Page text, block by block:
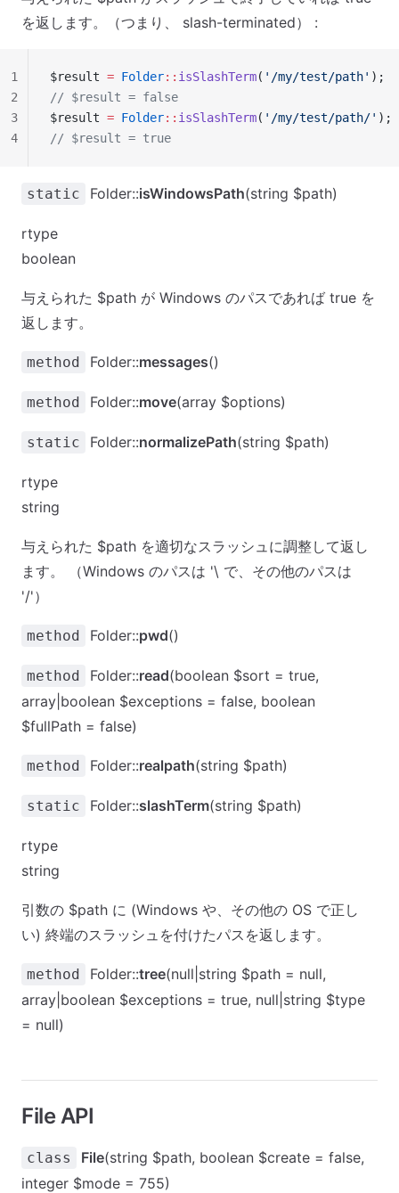
を返します。（つまり、 slash-terminated） :
$result = Folder:: isSlashTerm( '/my/test/path' );
// $result = false
$result = Folder:: isSlashTerm( '/my/test/path/' );
// $result = true
1
2
3
4
static Folder::isWindowsPath(string $path)
rtype
boolean
与えられた $path が Windows のパスであれば true を
返します。
method Folder::messages()
method Folder::move(array $options)
static Folder::normalizePath(string $path)
rtype
string
与えられた $path を適切なスラッシュに調整して返し
ます。 （Windows のパスは '\ で、その他のパスは
'/'）
method Folder::pwd()
method Folder::read(boolean $sort = true,
array|boolean $exceptions = false, boolean
$fullPath = false)
method Folder::realpath(string $path)
static Folder::slashTerm(string $path)
rtype
string
引数の $path に (Windows や、その他の OS で正し
い) 終端のスラッシュを付けたパスを返します。
method Folder::tree(null|string $path = null,
array|boolean $exceptions = true, null|string $type
= null)
File API
class File(string $path, boolean $create = false,
integer $mode = 755)